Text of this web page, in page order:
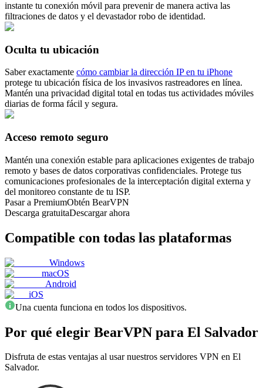
instante tu conexión móvil para prevenir de manera activa las
filtraciones de datos y el devastador robo de identidad.
Oculta tu ubicación
Saber exactamente cómo cambiar la dirección IP en tu iPhone
protege tu ubicación física de los invasivos rastreadores en línea.
Mantén una privacidad digital total en todas tus actividades móviles
diarias de forma fácil y segura.
Acceso remoto seguro
Mantén una conexión estable para aplicaciones exigentes de trabajo
remoto y bases de datos corporativas confidenciales. Protege tus
comunicaciones profesionales de la interceptación digital externa y
del monitoreo constante de tu ISP.
Pasar a PremiumObtén BearVPN
Descarga gratuitaDescargar ahora
Compatible con todas las plataformas
Windows
macOS
Android
iOS
Una cuenta funciona en todos los dispositivos.
Por qué elegir BearVPN para El Salvador
Disfruta de estas ventajas al usar nuestros servidores VPN en El
Salvador.